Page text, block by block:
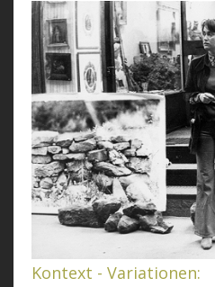
Kontext - Variationen: